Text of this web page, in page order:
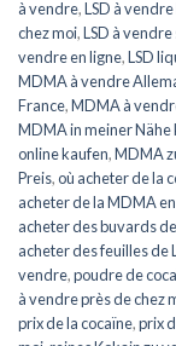
à vendre,LSD à
chez moi,LSD à
vendre en ligne,LSD
MDMA à vendre
France,MDMA à
MDMA in meiner Nähe
online kaufen,MDMA
Preis,où acheter de la
acheter de la MDMA
acheter des buvards de
acheter des feuilles de
vendre,poudre de
à vendre près de chez
prix de la cocaïne,prix